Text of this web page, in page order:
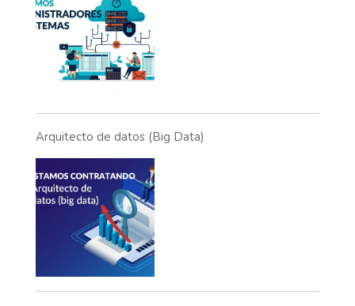
Arquitecto de datos (Big Data)